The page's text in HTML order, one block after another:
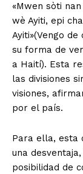
«Mwen sòti
wè Ayiti, epi
Ayiti»(Vengo
su forma de
a Haití). Esta
las divisiones
visiones,
por el país.
Para ella, esta
una
posibilidad de